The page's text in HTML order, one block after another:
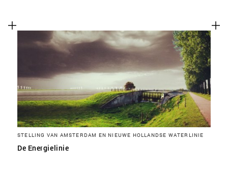
STELLING VAN AMSTERDAM EN NIEUWE HOLLANDSE WATERLINIE
De Energielinie